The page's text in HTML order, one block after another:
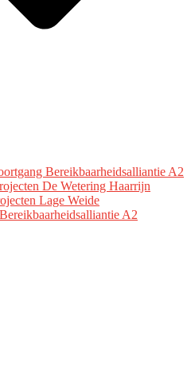
Bereikbaarheidsalliantie A2
De Wetering Haarrijn
Lage Weide
A2